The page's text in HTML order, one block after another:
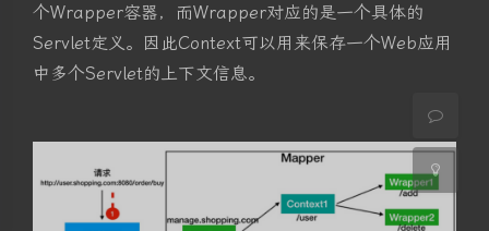
浅阴影 深阴影
关闭
个Wrapper容器，而Wrapper对应的是一个具体的
Servlet定义。因此Context可以用来保存一个Web应用
中多个Servlet的上下文信息。